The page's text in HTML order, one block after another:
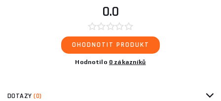
0.0
OHODNOTIT PRODUKT
Hodnotilo 0 zákazníků
DOTAZY(0)